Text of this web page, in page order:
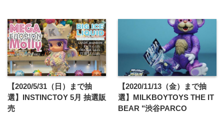
【2020/5/31（日）まで抽
選】INSTINCTOY 5月 抽選販
売
【2020/11/13（金）まで抽
選】MILKBOYTOYS THE IT
BEAR "渋谷PARCO